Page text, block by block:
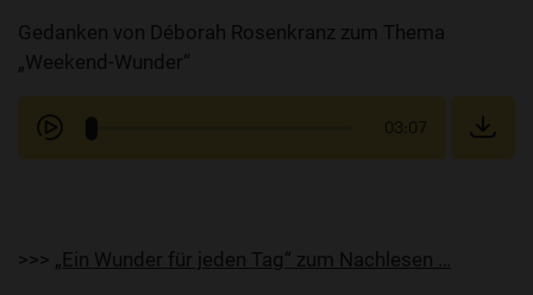
Gedanken von Déborah Rosenkranz zum Thema
„Weekend-Wunder“
03:07
>>> „Ein Wunder für jeden Tag“ zum Nachlesen …